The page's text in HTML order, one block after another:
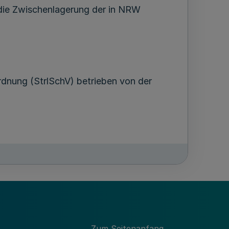
Zwischenlagerung der in NRW
(StrlSchV) betrieben von der